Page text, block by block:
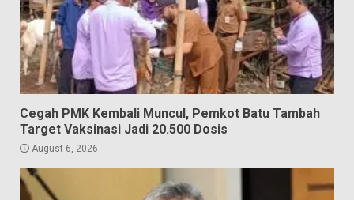
Cegah PMK Kembali Muncul, Pemkot Batu Tambah
Target Vaksinasi Jadi 20.500 Dosis
August 6, 2026